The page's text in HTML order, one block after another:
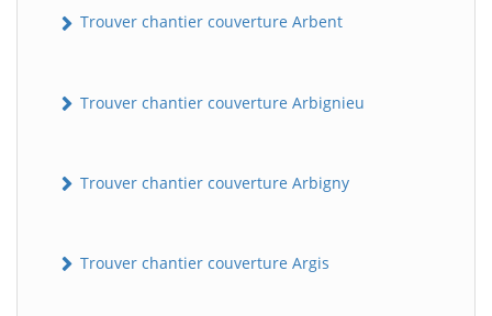
Trouver chantier couverture Arbent
Trouver chantier couverture Arbignieu
Trouver chantier couverture Arbigny
Trouver chantier couverture Argis